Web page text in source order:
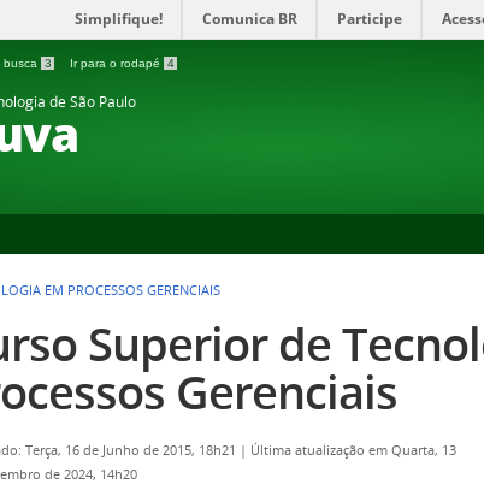
Simplifique! Comunica BR Participe
busca 3 Ir para o rodapé 4
de São Paulo
EM PROCESSOS GERENCIAIS
Superior de
Gerenciais
Terça, 16 de Junho de 2015, 18h21 | Última atualização em Quarta, 13
de 2024, 14h20